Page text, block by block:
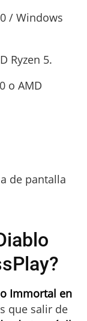
/ Windows
Ryzen 5.
o AMD
de pantalla
Immortal en
que salir de